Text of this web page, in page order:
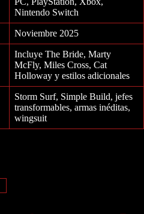
Nintendo Switch
Noviembre 2025
Incluye The Bride, Marty
McFly, Miles Cross, Cat
Holloway y estilos adicionales
Storm Surf, Simple Build, jefes
transformables, armas inéditas,
wingsuit